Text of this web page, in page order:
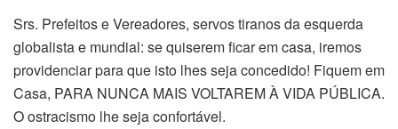
Srs. Prefeitos e Vereadores, servos tiranos da esquerda
globalista e mundial: se quiserem ficar em casa, iremos
providenciar para que isto lhes seja concedido! Fiquem em
Casa, PARA NUNCA MAIS VOLTAREM À VIDA PÚBLICA.
O ostracismo lhe seja confortável.